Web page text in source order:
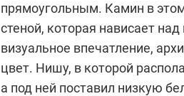
прямоугольным. Камин в
стеной, которая нависает
визуальное впечатление,
цвет. Нишу, в которой
а под ней поставил низкую